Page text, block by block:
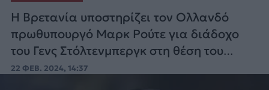
Η Βρετανία υποστηρίζει τον Ολλανδό
πρωθυπουργό Μαρκ Ρούτε για διάδοχο
του Γενς Στόλτενμπεργκ στη θέση του
γενικού γραμματέα του NATO.
22 ΦΕΒ. 2024, 14:37